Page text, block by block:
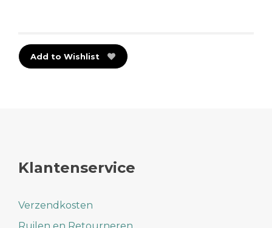
Add to Wishlist
Klantenservice
Verzendkosten